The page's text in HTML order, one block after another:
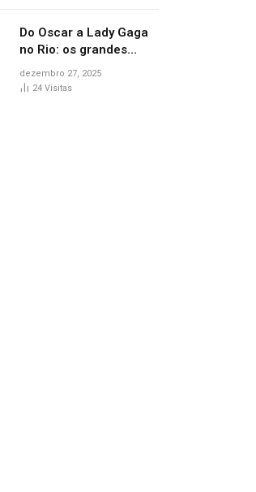
Do Oscar a Lady Gaga
no Rio: os grandes
marcos da cultura em
2025
dezembro 27, 2025
24 Visitas